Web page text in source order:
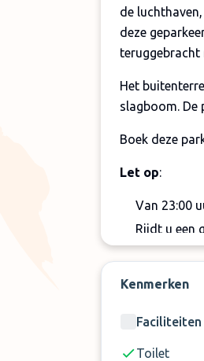
de
deze
teruggebracht
Het
slagboom. De
Boek deze
Let op:
Van 23:00
Rijdt u een
Kenmerken
Faciliteiten
Toilet